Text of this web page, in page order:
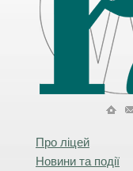
Про ліцей
Новини та події